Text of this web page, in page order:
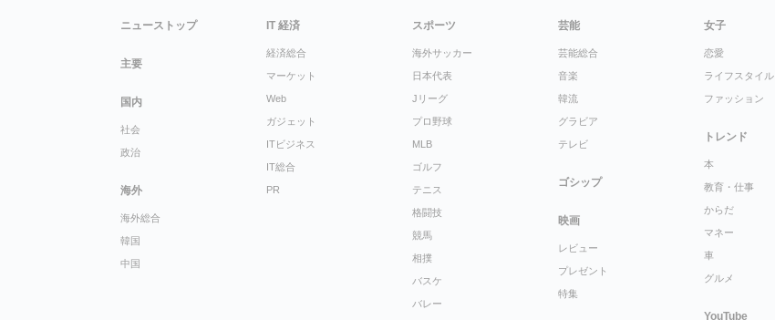
ニューストップ
主要
国内
社会
政治
海外
海外総合
韓国
中国
IT 経済
経済総合
マーケット
Web
ガジェット
ITビジネス
IT総合
PR
スポーツ
海外サッカー
日本代表
Jリーグ
プロ野球
MLB
ゴルフ
テニス
格闘技
競馬
相撲
バスケ
バレー
芸能
芸能総合
音楽
韓流
グラビア
テレビ
ゴシップ
映画
レビュー
プレゼント
特集
女子
恋愛
ライフスタイル
ファッション
トレンド
本
教育・仕事
からだ
マネー
車
グルメ
YouTube